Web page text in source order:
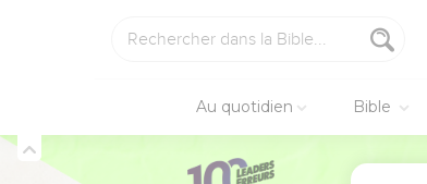
Au quotidien Bible